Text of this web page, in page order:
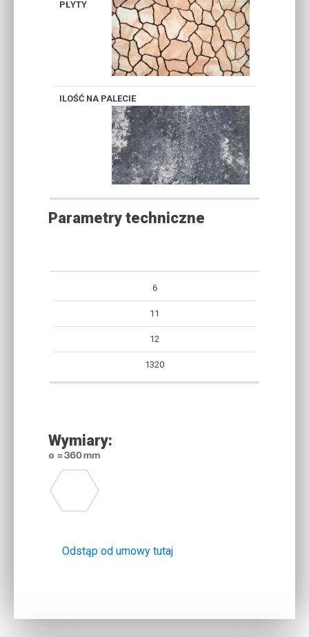
A5
A6
MARAGO
Parametry techniczne
PALETA
[M2]
PALETY
6
11
12
1320
Wymiary:
Odstąp od umowy tutaj